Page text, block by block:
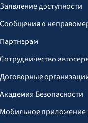
Заявление доступности
Сообщения о
Партнерам
Сотрудничество
Договорные
Академия Безопасности
Мобильное приложение